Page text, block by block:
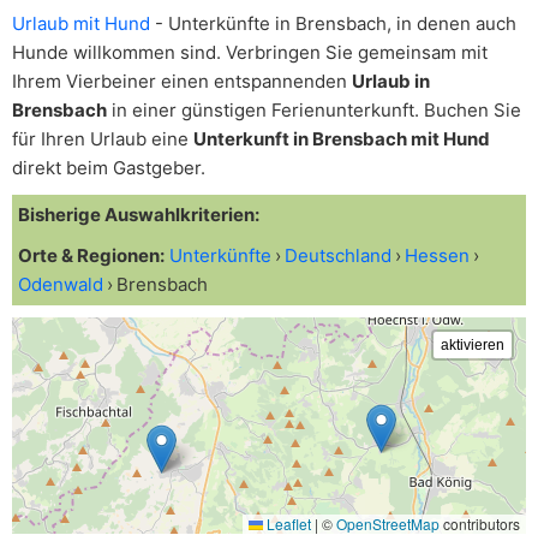
Urlaub mit Hund - Unterkünfte in Brensbach, in denen auch
Hunde willkommen sind. Verbringen Sie gemeinsam mit
Ihrem Vierbeiner einen entspannenden Urlaub in
Brensbach in einer günstigen Ferienunterkunft. Buchen Sie
für Ihren Urlaub eine Unterkunft in Brensbach mit Hund
direkt beim Gastgeber.
Bisherige Auswahlkriterien:
Orte & Regionen: Unterkünfte Deutschland
Hessen
Odenwald
Brensbach
Leaflet | ©OpenStreetMapcontributors